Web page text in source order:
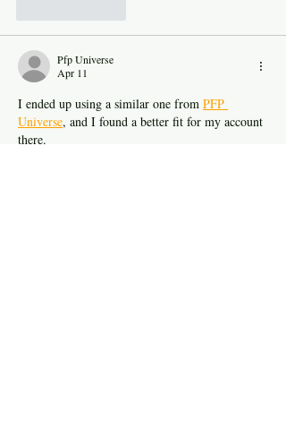
Pfp Universe
Apr 11
I ended up using a similar one from PFP
Universe, and I found a better fit for my account
there.